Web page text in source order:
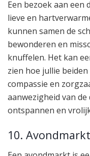
Een bezoek aan een
lieve en
kunnen samen de
bewonderen en
knuffelen. Het kan
zien hoe jullie
compassie en
aanwezigheid van
ontspannen en
10.